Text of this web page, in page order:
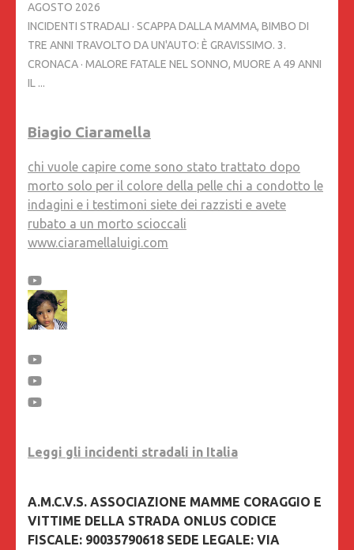
AGOSTO 2026
INCIDENTI STRADALI · SCAPPA DALLA MAMMA, BIMBO DI
TRE ANNI TRAVOLTO DA UN'AUTO: È GRAVISSIMO. 3.
CRONACA · MALORE FATALE NEL SONNO, MUORE A 49 ANNI
IL ...
Biagio Ciaramella
chi vuole capire come sono stato trattato dopo
morto solo per il colore della pelle chi a condotto le
indagini e i testimoni siete dei razzisti e avete
rubato a un morto scioccali
www.ciaramellaluigi.com
Leggi gli incidenti stradali in Italia
A.M.C.V.S. ASSOCIAZIONE MAMME CORAGGIO E
VITTIME DELLA STRADA ONLUS CODICE
FISCALE: 90035790618 SEDE LEGALE: VIA